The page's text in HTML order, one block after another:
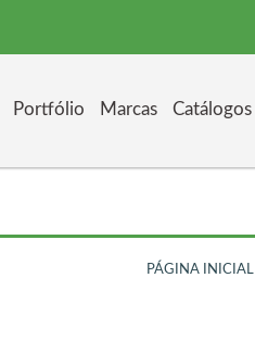
Portfólio Marcas Catálogos
PÁGINA INICIAL